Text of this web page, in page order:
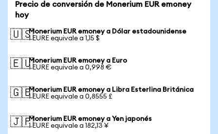
Precio de conversión de Monerium EUR emoney
hoy
🇺🇸Monerium EUR emoney a Dólar estadounidense
1 EURE equivale a 1,15 $
🇪🇺Monerium EUR emoney a Euro
1 EURE equivale a 0,998 €
🇬🇧Monerium EUR emoney a Libra Esterlina Británica
1 EURE equivale a 0,8555 £
🇯🇵Monerium EUR emoney a Yen japonés
1 EURE equivale a 182,13 ¥